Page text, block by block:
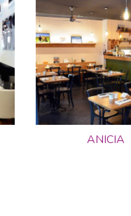
ANICIA